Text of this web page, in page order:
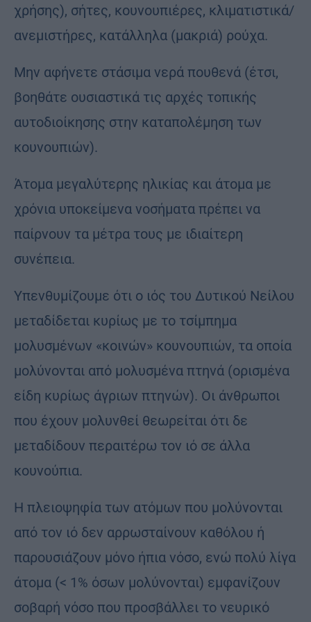
χρήσης), σήτες, κουνουπιέρες, κλιματιστικά/
ανεμιστήρες, κατάλληλα (μακριά) ρούχα.
Μην αφήνετε στάσιμα νερά πουθενά (έτσι,
βοηθάτε ουσιαστικά τις αρχές τοπικής
αυτοδιοίκησης στην καταπολέμηση των
κουνουπιών).
Άτομα μεγαλύτερης ηλικίας και άτομα με
χρόνια υποκείμενα νοσήματα πρέπει να
παίρνουν τα μέτρα τους με ιδιαίτερη
συνέπεια.
Υπενθυμίζουμε ότι ο ιός του Δυτικού Νείλου
μεταδίδεται κυρίως με το τσίμπημα
μολυσμένων «κοινών» κουνουπιών, τα οποία
μολύνονται από μολυσμένα πτηνά (ορισμένα
είδη κυρίως άγριων πτηνών). Οι άνθρωποι
που έχουν μολυνθεί θεωρείται ότι δε
μεταδίδουν περαιτέρω τον ιό σε άλλα
κουνούπια.
Η πλειοψηφία των ατόμων που μολύνονται
από τον ιό δεν αρρωσταίνουν καθόλου ή
παρουσιάζουν μόνο ήπια νόσο, ενώ πολύ λίγα
άτομα (< 1% όσων μολύνονται) εμφανίζουν
σοβαρή νόσο που προσβάλλει το νευρικό